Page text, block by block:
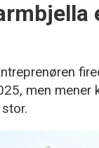
men mener